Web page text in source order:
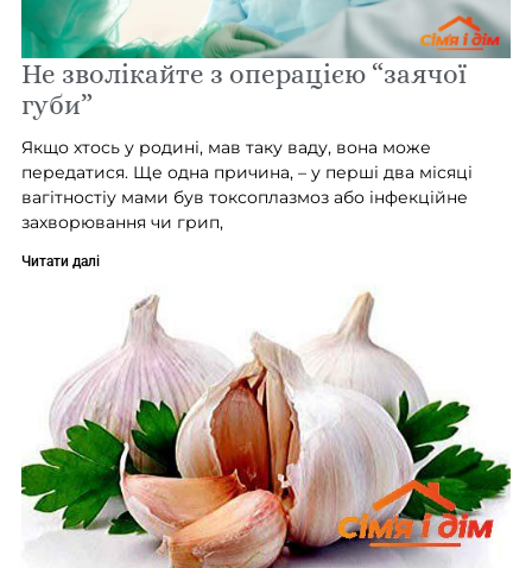
Не зволікайте з операцією “заячої
губи”
Якщо хтось у родині, мав таку ваду, вона може
передатися. Ще одна причина, – у перші два місяці
вагітностіу мами був токсоплазмоз або інфекційне
захворювання чи грип,
Читати далі